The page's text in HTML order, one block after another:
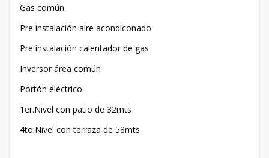
Gas común
Pre instalación aire acondiconado
Pre instalación calentador de gas
Inversor área común
Portón eléctrico
1er.Nivel con patio de 32mts
4to.Nivel con terraza de 58mts